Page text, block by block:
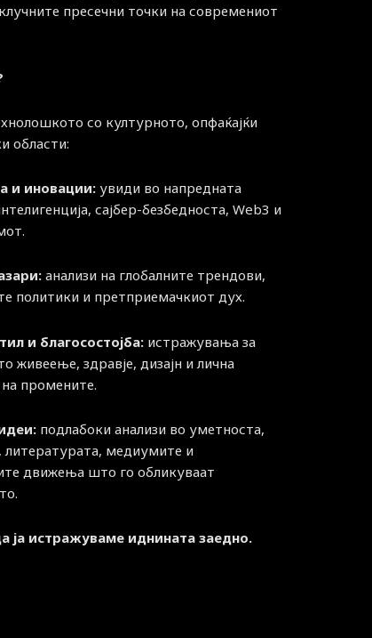
пресечни точки на современиот
со културното, опфаќајќи
области:
и иновации: увиди во напредната
сајбер-безбедноста, Web3 и
анализи на глобалните трендови,
политики и претприемачкиот дух.
и благосостојба: истражувања за
живеење, здравје, дизајн и лична
промените.
подлабоки анализи во уметноста,
литературата, медиумите и
движења што го обликуваат
ја истражуваме иднината заедно.